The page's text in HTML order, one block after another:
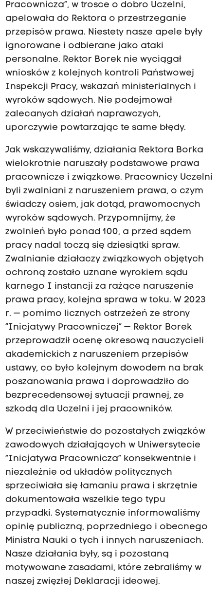
Pracownicza”, w trosce o dobro Uczelni,
apelowała do Rektora o przestrzeganie
przepisów prawa. Niestety nasze apele były
ignorowane i odbierane jako ataki
personalne. Rektor Borek nie wyciągał
wniosków z kolejnych kontroli Państwowej
Inspekcji Pracy, wskazań ministerialnych i
wyroków sądowych. Nie podejmował
zalecanych działań naprawczych,
uporczywie powtarzając te same błędy.
Jak wskazywaliśmy, działania Rektora Borka
wielokrotnie naruszały podstawowe prawa
pracownicze i związkowe. Pracownicy Uczelni
byli zwalniani z naruszeniem prawa, o czym
świadczy osiem, jak dotąd, prawomocnych
wyroków sądowych. Przypomnijmy, że
zwolnień było ponad 100, a przed sądem
pracy nadal toczą się dziesiątki spraw.
Zwalnianie działaczy związkowych objętych
ochroną zostało uznane wyrokiem sądu
karnego I instancji za rażące naruszenie
prawa pracy, kolejna sprawa w toku. W 2023
r. — pomimo licznych ostrzeżeń ze strony
“Inicjatywy Pracowniczej” — Rektor Borek
przeprowadził ocenę okresową nauczycieli
akademickich z naruszeniem przepisów
ustawy, co było kolejnym dowodem na brak
poszanowania prawa i doprowadziło do
bezprecedensowej sytuacji prawnej, ze
szkodą dla Uczelni i jej pracowników.
W przeciwieństwie do pozostałych związków
zawodowych działających w Uniwersytecie
“Inicjatywa Pracownicza” konsekwentnie i
niezależnie od układów politycznych
sprzeciwiała się łamaniu prawa i skrzętnie
dokumentowała wszelkie tego typu
przypadki. Systematycznie informowaliśmy
opinię publiczną, poprzedniego i obecnego
Ministra Nauki o tych i innych naruszeniach.
Nasze działania były, są i pozostaną
motywowane zasadami, które zebraliśmy w
naszej zwięzłej Deklaracji ideowej.